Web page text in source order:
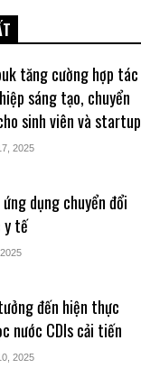
tăng cường hợp tác
sáng tạo, chuyển
sinh viên và startup
2025
ứng dụng chuyển đổi
y tế
đến hiện thực
nước CDIs cải tiến
2025